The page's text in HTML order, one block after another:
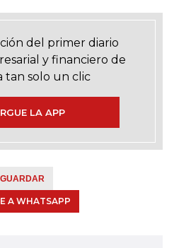
del primer diario
y financiero de
tan solo un clic
LA APP
GUARDAR
A WHATSAPP